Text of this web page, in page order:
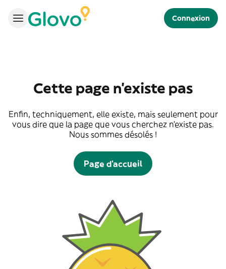
Connexion
Cette page n'existe pas
Enfin, techniquement, elle existe, mais seulement pour
vous dire que la page que vous cherchez n'existe pas.
Nous sommes désolés !
Page d'accueil